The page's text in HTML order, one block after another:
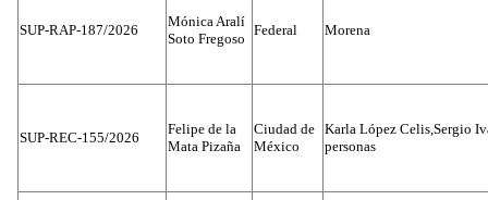
SUP-RAP-187/2026
Mónica Aralí
Soto Fregoso
Federal Morena
SUP-REC-155/2026
Felipe de la
Mata Pizaña
Ciudad de
México
Karla López Celis,Sergio
personas